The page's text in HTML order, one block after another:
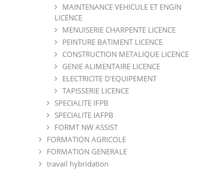
MAINTENANCE VEHICULE ET ENGIN
LICENCE
MENUISERIE CHARPENTE LICENCE
PEINTURE BATIMENT LICENCE
CONSTRUCTION METALIQUE LICENCE
GENIE ALIMENTAIRE LICENCE
ELECTRICITE D'EQUIPEMENT
TAPISSERIE LICENCE
SPECIALITE IFPB
SPECIALITE IAFPB
FORMT NW ASSIST
FORMATION AGRICOLE
FORMATION GENERALE
travail hybridation